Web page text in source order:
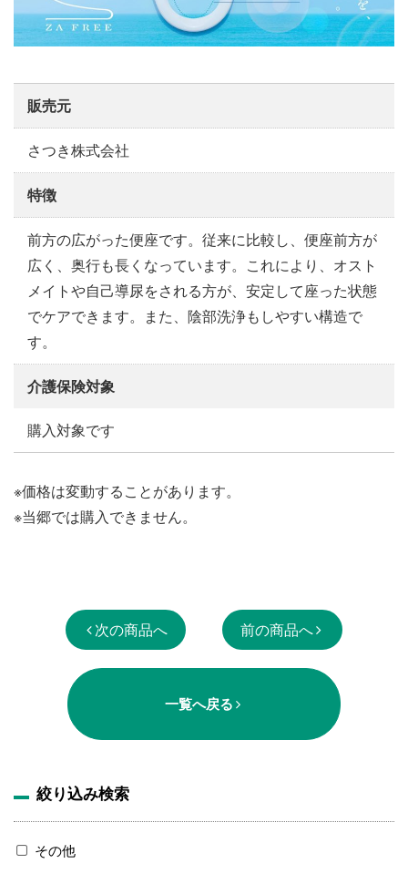
販売元
さつき株式会社
特徴
前方の広がった便座です。従来に比較し、便座前方が
広く、奥行も長くなっています。これにより、オスト
メイトや自己導尿をされる方が、安定して座った状態
でケアできます。また、陰部洗浄もしやすい構造で
す。
介護保険対象
購入対象です
※価格は変動することがあります。
※当郷では購入できません。
次の商品へ 前の商品へ
一覧へ戻る
絞り込み検索
その他